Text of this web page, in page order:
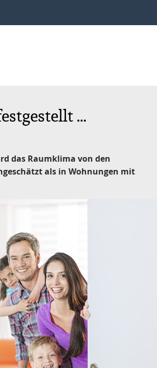
…
das Raumklima von den
als in Wohnungen mit